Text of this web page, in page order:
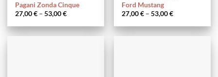
Pagani Zonda Cinque
27,00€ –53,00€
Ford Mustang
27,00€ –53,00€